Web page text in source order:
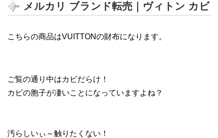
メルカリ ブランド転売｜ヴィトン カビ
こちらの商品はVUITTONの財布になります。
ご覧の通り中はカビだらけ！
カビの胞子が凄いことになっていますよね？
汚らしいぃ～触りたくない！